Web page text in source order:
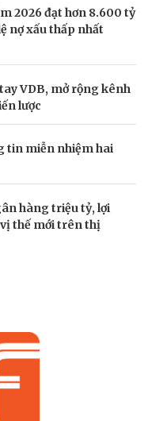
2026 đạt hơn 8.600 tỷ
nợ xấu thấp nhất
VDB, mở rộng kênh
lược
tin miễn nhiệm hai
hàng triệu tỷ, lợi
thế mới trên thị